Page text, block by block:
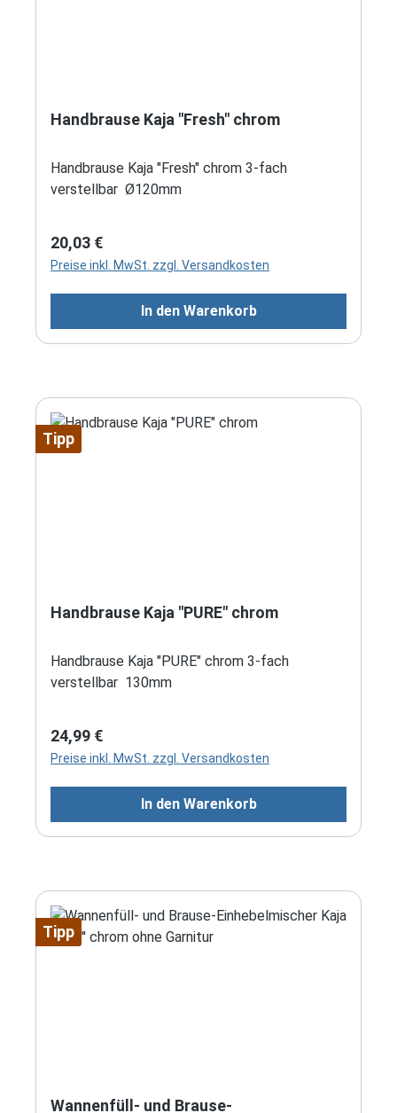
Handbrause Kaja "Fresh" chrom
Handbrause Kaja "Fresh" chrom 3-fach
verstellbar Ø120mm
Regulärer Preis:
20,03 €
Preise inkl. MwSt. zzgl. Versandkosten
In den Warenkorb
Tipp
Handbrause Kaja "PURE" chrom
Handbrause Kaja "PURE" chrom 3-fach
verstellbar 130mm
Regulärer Preis:
24,99 €
Preise inkl. MwSt. zzgl. Versandkosten
In den Warenkorb
Tipp
Wannenfüll- und Brause-